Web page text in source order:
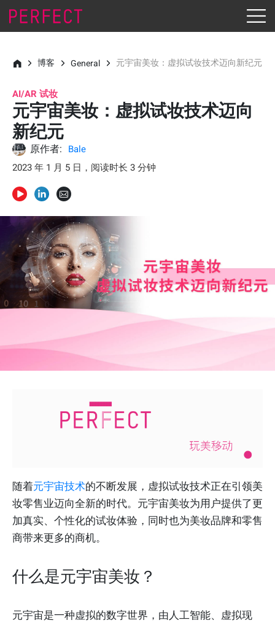
博客 General 元宇宙美妆：虚拟试妆技术迈向新纪元
AI/AR 试妆
元宇宙美妆：虚拟试妆技术迈向
新纪元
原作者:
Bale
2023 年 1 月 5 日，阅读时长 3 分钟
随着元宇宙技术的不断发展，虚拟试妆技术正在引领美
妆零售业迈向全新的时代。元宇宙美妆为用户提供了更
加真实、个性化的试妆体验，同时也为美妆品牌和零售
商带来更多的商机。
什么是元宇宙美妆？
元宇宙是一种虚拟的数字世界，由人工智能、虚拟现